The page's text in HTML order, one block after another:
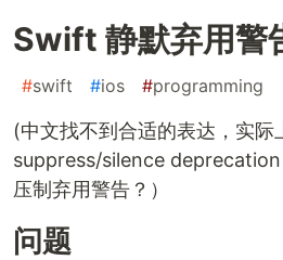
Swift 静默弃用警
#swift #ios #programming
(中文找不到合适的表达，实际
suppress/silence
压制弃用警告？）
问题